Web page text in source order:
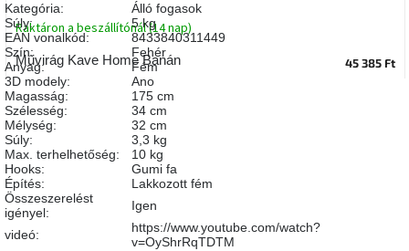
Anyák
napja
Egy
étkező,
amely
szórakoztat!
A
8.
születésnap
megünneplése
Művirág Kave Home Banán
Raktáron a beszállítónál (14 nap)
45 385 Ft
Kategória:
Álló fogasok
Súly:
5 kg
EAN vonalkód:
8433840311449
Szín:
Fehér
Anyag:
Fém
3D modely:
Ano
Magasság:
175 cm
Szélesség:
34 cm
Mélység:
32 cm
Súly:
3,3 kg
Max. terhelhetőség:
10 kg
Hooks:
Gumi fa
Építés:
Lakkozott fém
Összeszerelést
igényel:
Igen
videó:
https://www.youtube.com/watch?
v=OyShrRqTDTM